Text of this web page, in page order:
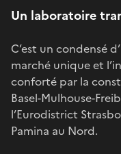
Un laboratoire
C’est un condensé
marché unique et
conforté par la
Basel-Mulhouse-
l’Eurodistrict
Pamina au Nord.